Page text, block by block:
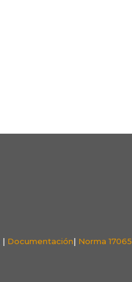
| Documentación| Norma 17065